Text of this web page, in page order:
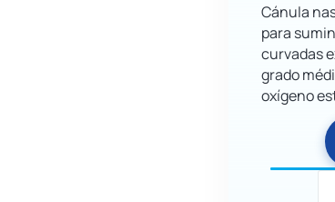
Cánula
para
curvadas
grado
oxígeno